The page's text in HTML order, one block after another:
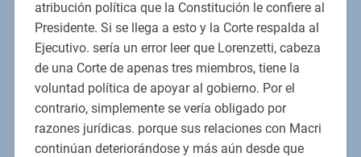
atribución política que la Constitución le confiere al
Presidente. Si se llega a esto y la Corte respalda al
Ejecutivo. sería un error leer que Lorenzetti, cabeza
de una Corte de apenas tres miembros, tiene la
voluntad política de apoyar al gobierno. Por el
contrario, simplemente se vería obligado por
razones jurídicas. porque sus relaciones con Macri
continúan deteriorándose y más aún desde que